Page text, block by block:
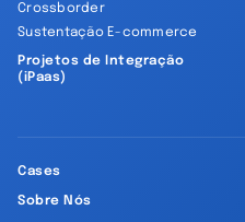
Crossborder
Sustentação E-commerce
Projetos de Integração
(iPaas)
Cases
Sobre Nós